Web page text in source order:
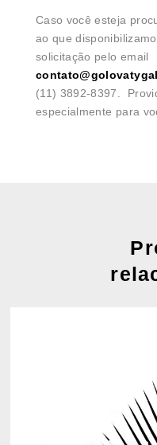
Caso você esteja
ao que
solicitação pelo email
(11) 3892-8397.
especialmente para